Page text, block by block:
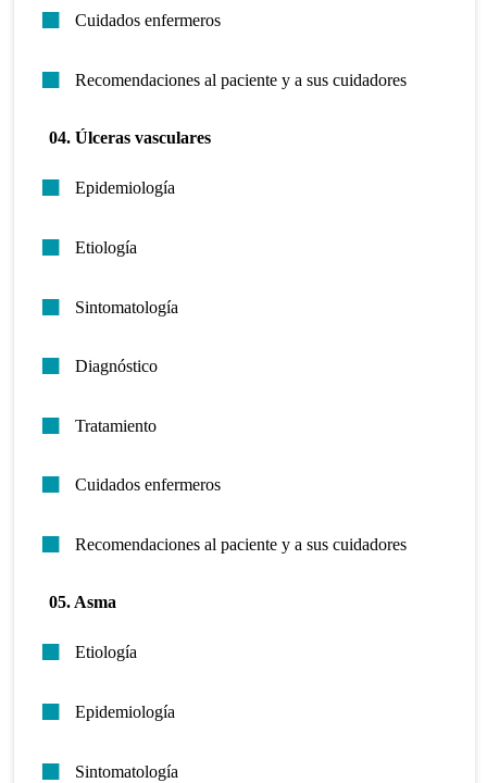
Cuidados enfermeros
Recomendaciones al paciente y a sus cuidadores
04. Úlceras vasculares
Epidemiología
Etiología
Sintomatología
Diagnóstico
Tratamiento
Cuidados enfermeros
Recomendaciones al paciente y a sus cuidadores
05. Asma
Etiología
Epidemiología
Sintomatología